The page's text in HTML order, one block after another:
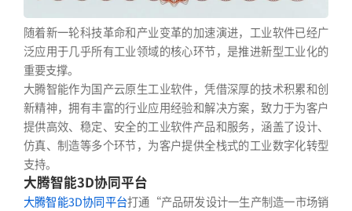
随着新一轮科技革命和产业变革的加速演进，工业软件已经广
泛应用于几乎所有工业领域的核心环节，是推进新型工业化的
重要支撑。
大腾智能作为国产云原生工业软件，凭借深厚的技术积累和创
新精神，拥有丰富的行业应用经验和解决方案，致力于为客户
提供高效、稳定、安全的工业软件产品和服务，涵盖了设计、
仿真、制造等多个环节，为客户提供全栈式的工业数字化转型
支持。
大腾智能3D协同平台
大腾智能3D协同平台打通“产品研发设计一生产制造一市场销